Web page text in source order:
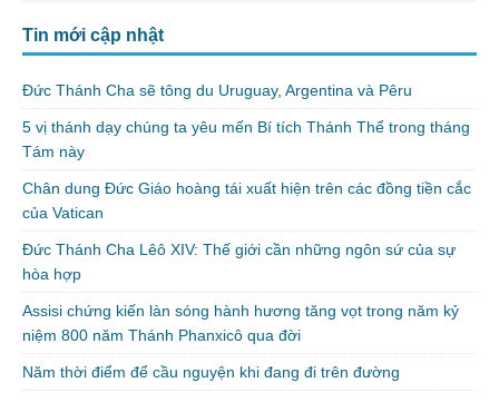
Tin mới cập nhật
Đức Thánh Cha sẽ tông du Uruguay, Argentina và Pêru
5 vị thánh dạy chúng ta yêu mến Bí tích Thánh Thể trong tháng
Tám này
Chân dung Đức Giáo hoàng tái xuất hiện trên các đồng tiền cắc
của Vatican
Đức Thánh Cha Lêô XIV: Thế giới cần những ngôn sứ của sự
hòa hợp
Assisi chứng kiến làn sóng hành hương tăng vọt trong năm kỷ
niệm 800 năm Thánh Phanxicô qua đời
Năm thời điểm để cầu nguyện khi đang đi trên đường